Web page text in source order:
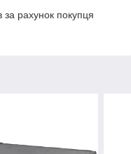
рахунок покупця